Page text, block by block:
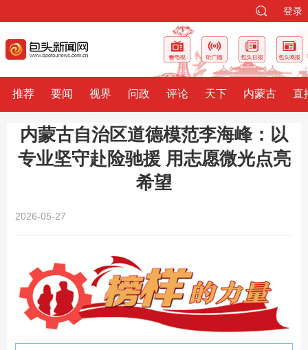
登录
推荐 要闻 视界 问政 评论 天下 内蒙古 直
内蒙古自治区道德模范李海峰：以
专业坚守赴险驰援 用志愿微光点亮
希望
2026-05-27